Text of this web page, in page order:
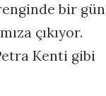
bir gün
çıkıyor.
Kenti gibi